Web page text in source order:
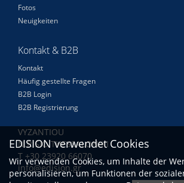
Fotos
Neuigkeiten
Kontakt & B2B
Kontakt
Häufig gestellte Fragen
B2B Login
B2B Registrierung
VYZANTIOU
N.RISIO THESSALONIKI
Τ +30 23920 66070
info@edision.gr
EDISION verwendet Cookies
Wir verwenden Cookies, um Inhalte der
personalisieren, um Funktionen der